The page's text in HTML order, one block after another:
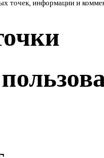
точек, информации и